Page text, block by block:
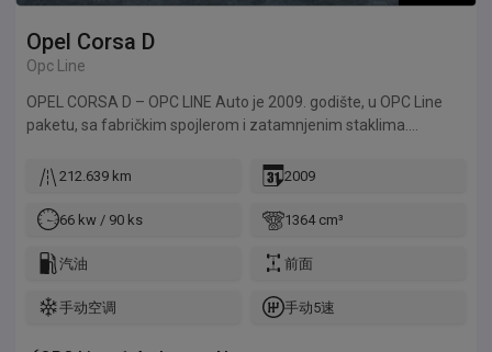
i pomoć pri vađenju istih.. Cena u zameni je 7.700e. Svi podaci u
ovom oglasu dati su u najboljoj nameri i informativnog su
karaktera. Prodavac ne garantuje za potpunu tačnost ili
ažurnost svih informacija o vozilu i opremi. Kupac je dužan da
samostalno proveri sve relevantne detalje pre kupovine.
Prodavac ne snosi odgovornost za eventualne greške u oglasu
informacija. Opis zamene Moguća zamena za jeftinije vozilo do
ponudite vaše vozilo u zamenu, proverite njegovu realnu
zamene su vam ovde napisani... Cena mog vozila u zameni
auto koji ne želim, a dajem vam vozilo koje vi želite...Plus, ja za
Opel Corsa D
Opc Line
OPEL CORSA D – OPC LINE Auto je 2009. godište, u OPC Line
paketu, sa fabričkim spojlerom i zatamnjenim staklima.
skrivenih mana. Motor je pouzdan i jeftin za održavanje. ✔
Twinport (90 KS) – lančani pogon ✔ Nove M+S gume ✔ Nov
✔ Uz auto dolaze i 4 aluminijumske felne sa solidnim gumama
spreman za vožnju. 💰 Cena: 3.500 € (korekcija za ozbiljnog
212.639 km 2009
66 kw / 90 ks 1364 cm³
汽油 前面
手动空调 手动5速